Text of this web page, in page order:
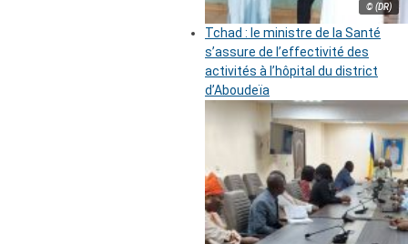
© (DR)
Tchad : le ministre de la Santé
s’assure de l’effectivité des
activités à l’hôpital du district
d’Aboudeïa